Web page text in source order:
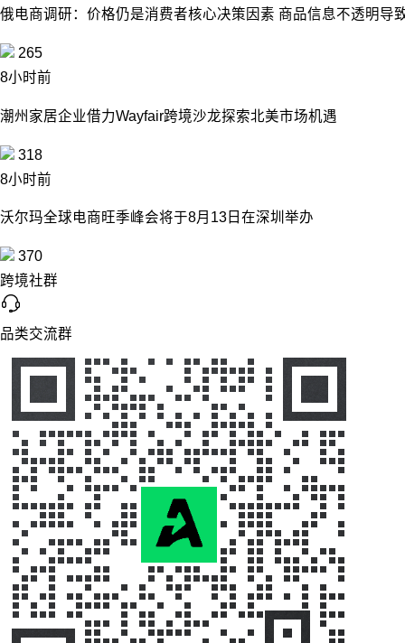
俄电商调研：价格仍是消费者核心决策因素 商品信息不透明导
265
8小时前
潮州家居企业借力Wayfair跨境沙龙探索北美市场机遇
318
8小时前
沃尔玛全球电商旺季峰会将于8月13日在深圳举办
370
跨境社群
品类交流群